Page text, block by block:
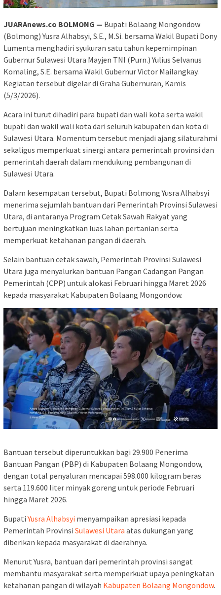
JUARAnews.co BOLMONG — Bupati Bolaang Mongondow
(Bolmong) Yusra Alhabsyi, S.E., M.Si. bersama Wakil Bupati Dony
Lumenta menghadiri syukuran satu tahun kepemimpinan
Gubernur Sulawesi Utara Mayjen TNI (Purn.) Yulius Selvanus
Komaling, S.E. bersama Wakil Gubernur Victor Mailangkay.
Kegiatan tersebut digelar di Graha Gubernuran, Kamis
(5/3/2026).
Acara ini turut dihadiri para bupati dan wali kota serta wakil
bupati dan wakil wali kota dari seluruh kabupaten dan kota di
Sulawesi Utara. Momentum tersebut menjadi ajang silaturahmi
sekaligus memperkuat sinergi antara pemerintah provinsi dan
pemerintah daerah dalam mendukung pembangunan di
Sulawesi Utara.
Dalam kesempatan tersebut, Bupati Bolmong Yusra Alhabsyi
menerima sejumlah bantuan dari Pemerintah Provinsi Sulawesi
Utara, di antaranya Program Cetak Sawah Rakyat yang
bertujuan meningkatkan luas lahan pertanian serta
memperkuat ketahanan pangan di daerah.
Selain bantuan cetak sawah, Pemerintah Provinsi Sulawesi
Utara juga menyalurkan bantuan Pangan Cadangan Pangan
Pemerintah (CPP) untuk alokasi Februari hingga Maret 2026
kepada masyarakat Kabupaten Bolaang Mongondow.
Bantuan tersebut diperuntukkan bagi 29.900 Penerima
Bantuan Pangan (PBP) di Kabupaten Bolaang Mongondow,
dengan total penyaluran mencapai 598.000 kilogram beras
serta 119.600 liter minyak goreng untuk periode Februari
hingga Maret 2026.
BupatiYusra Alhabsyi menyampaikan apresiasi kepada
Pemerintah Provinsi Sulawesi Utara atas dukungan yang
diberikan kepada masyarakat di daerahnya.
Menurut Yusra, bantuan dari pemerintah provinsi sangat
membantu masyarakat serta memperkuat upaya peningkatan
ketahanan pangan di wilayah Kabupaten Bolaang Mongondow.